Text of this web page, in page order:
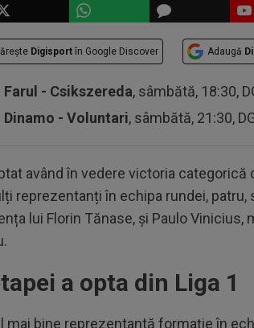
Digisport în Google Discover Adaugă
- Csikszereda, sâmbătă, 18:30,
Dinamo - Voluntari, sâmbătă, 21:30,
având în vedere victoria categorică
reprezentanți în echipa rundei, patru,
lui Florin Tănase, și Paulo Vinicius,
a opta din Liga 1
mai bine reprezentantă formație în